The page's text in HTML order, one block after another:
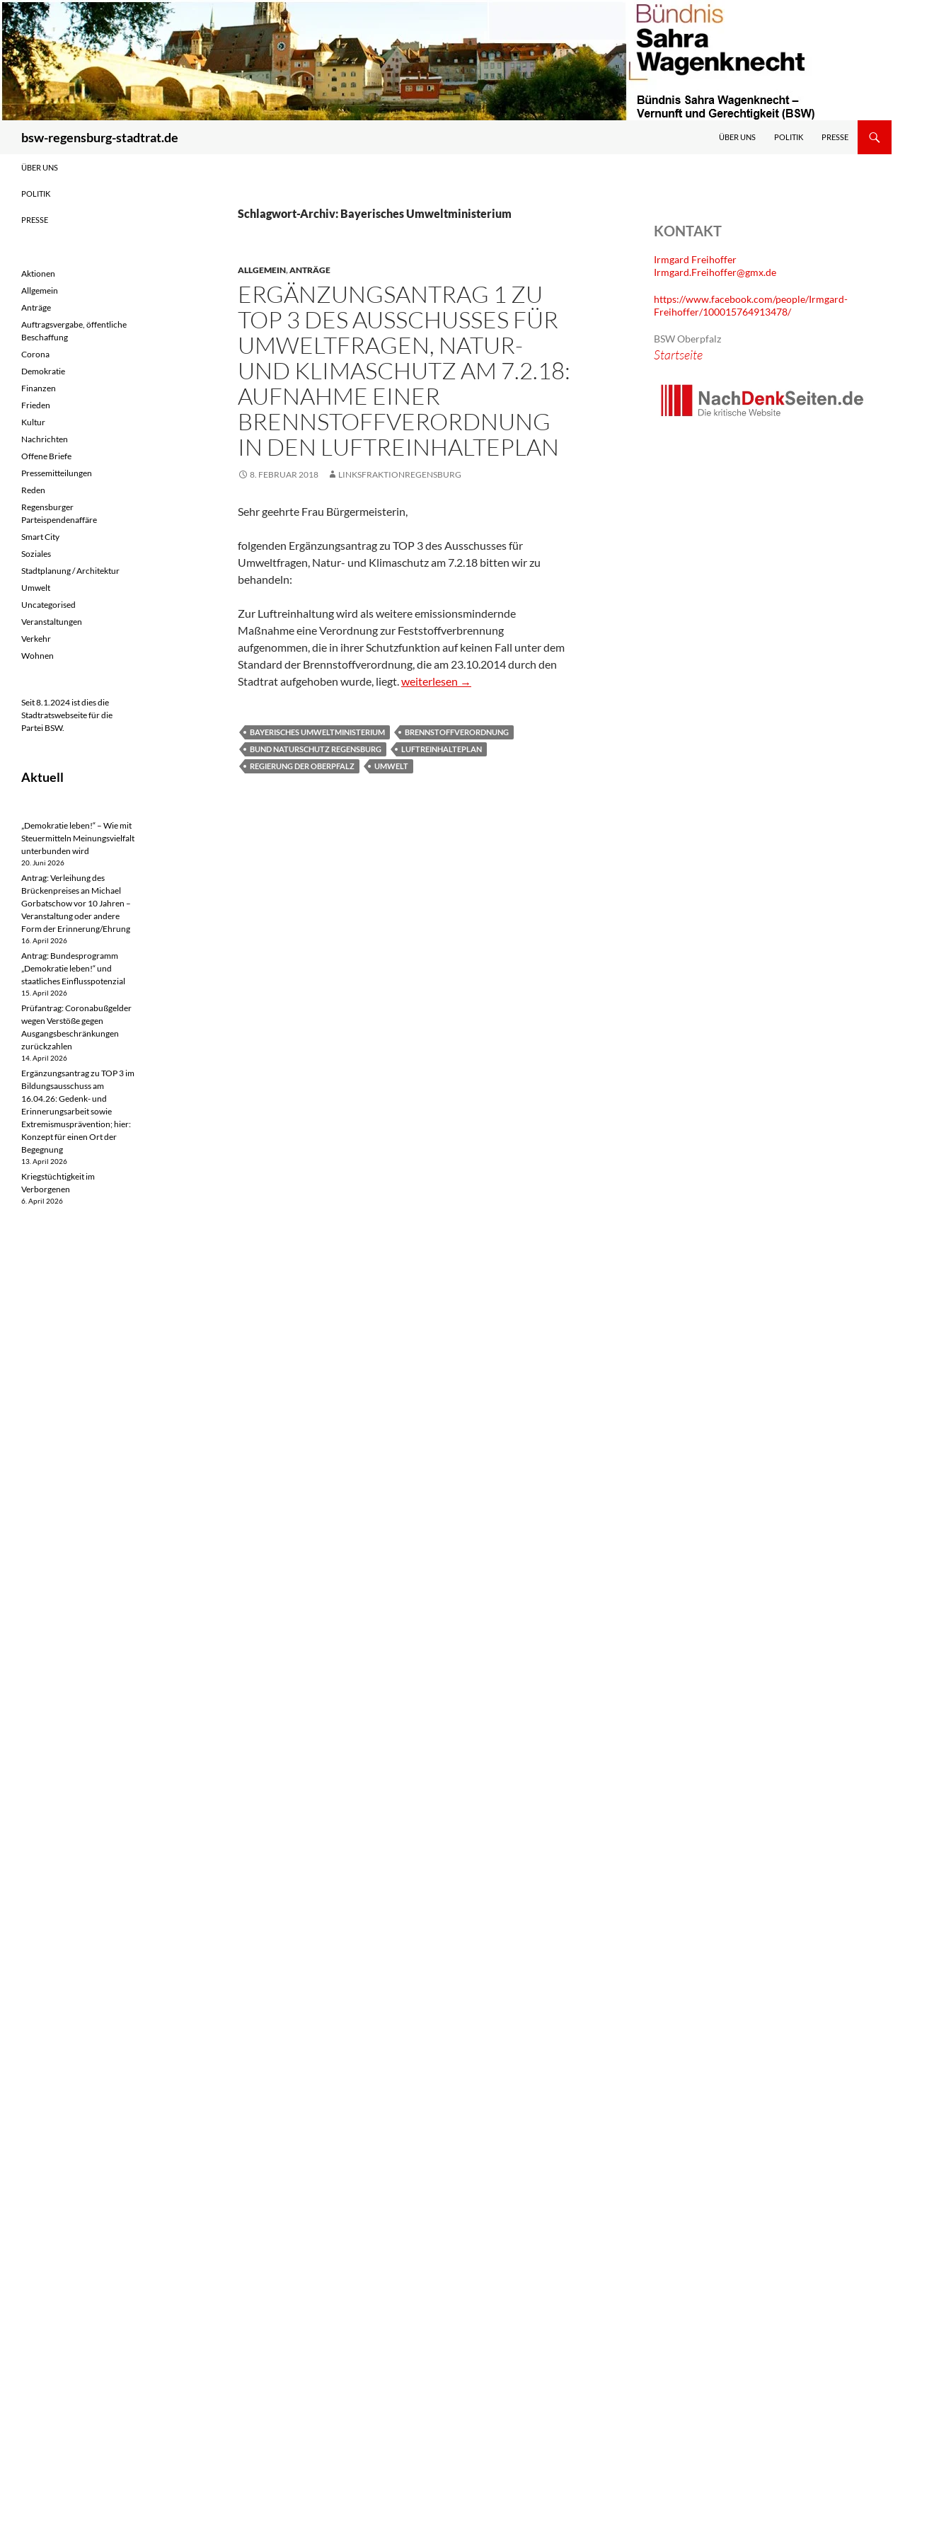
Zum
Inhalt
springen
bsw-regensburg-stadtrat.de ÜBER UNS POLITIK PRESSE
Schlagwort-Archiv: Bayerisches Umweltministerium
ALLGEMEIN,ANTRÄGE
ERGÄNZUNGSANTRAG 1 ZU
TOP 3 DES AUSSCHUSSES FÜR
UMWELTFRAGEN, NATUR-
UND KLIMASCHUTZ AM 7.2.18:
AUFNAHME EINER
BRENNSTOFFVERORDNUNG
IN DEN LUFTREINHALTEPLAN
8. FEBRUAR 2018 LINKSFRAKTIONREGENSBURG
Sehr geehrte Frau Bürgermeisterin,
folgenden Ergänzungsantrag zu TOP 3 des Ausschusses für
Umweltfragen, Natur- und Klimaschutz am 7.2.18 bitten wir zu
behandeln:
Zur Luftreinhaltung wird als weitere emissionsmindernde
Maßnahme eine Verordnung zur Feststoffverbrennung
aufgenommen, die in ihrer Schutzfunktion auf keinen Fall unter dem
Standard der Brennstoffverordnung, die am 23.10.2014 durch den
Stadtrat aufgehoben wurde, liegt.Ergänzungsantrag 1 zu TOP 3 des Ausschusses für Umweltfragen, Natur- und Klimaschutz am 7.2.18:
weiterlesen →
BAYERISCHES UMWELTMINISTERIUM
BRENNSTOFFVERORDNUNG
BUND NATURSCHUTZ REGENSBURG
LUFTREINHALTEPLAN
REGIERUNG DER OBERPFALZ
UMWELT
KONTAKT
Irmgard Freihoffer
Irmgard.Freihoffer@gmx.de
https://www.facebook.com/people/Irmgard-
Freihoffer/100015764913478/
BSW Oberpfalz
Startseite
ÜBER UNS
POLITIK
PRESSE
Aktionen
Allgemein
Anträge
Auftragsvergabe, öffentliche
Beschaffung
Corona
Demokratie
Finanzen
Frieden
Kultur
Nachrichten
Offene Briefe
Pressemitteilungen
Reden
Regensburger
Parteispendenaffäre
Smart City
Soziales
Stadtplanung / Architektur
Umwelt
Uncategorised
Veranstaltungen
Verkehr
Wohnen
Seit 8.1.2024 ist dies die
Stadtratswebseite für die
Partei BSW.
Aktuell
„Demokratie leben!“ – Wie mit
Steuermitteln Meinungsvielfalt
unterbunden wird
20. Juni 2026
Antrag: Verleihung des
Brückenpreises an Michael
Gorbatschow vor 10 Jahren –
Veranstaltung oder andere
Form der Erinnerung/Ehrung
16. April 2026
Antrag: Bundesprogramm
„Demokratie leben!“ und
staatliches Einflusspotenzial
15. April 2026
Prüfantrag: Coronabußgelder
wegen Verstöße gegen
Ausgangsbeschränkungen
zurückzahlen
14. April 2026
Ergänzungsantrag zu TOP 3 im
Bildungsausschuss am
16.04.26: Gedenk- und
Erinnerungsarbeit sowie
Extremismusprävention; hier:
Konzept für einen Ort der
Begegnung
13. April 2026
Kriegstüchtigkeit im
Verborgenen
6. April 2026